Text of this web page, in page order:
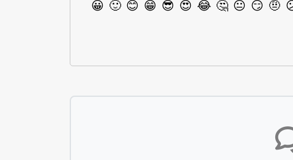
😀 🙂 😊 😁 😎 😍 😂 🤔 😐 😏 🤨